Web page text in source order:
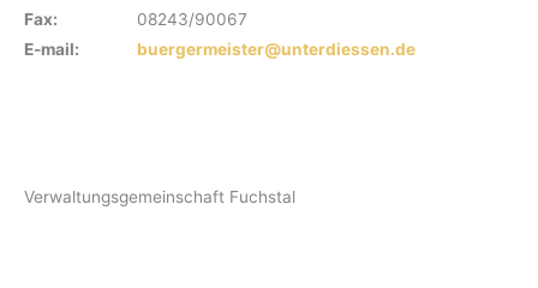
Fax: 08243/90067
E-mail: buergermeister@unterdiessen.de
Verwaltungsgemeinschaft Fuchstal